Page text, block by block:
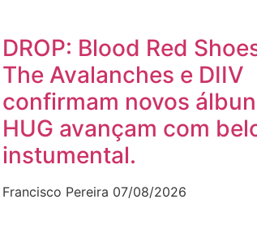
DROP: Blood Red
The Avalanches e DIIV
confirmam novos
HUG avançam com
instumental.
Francisco Pereira 07/08/2026